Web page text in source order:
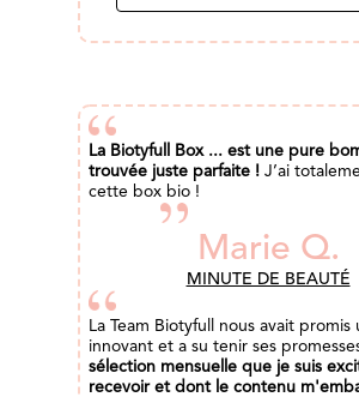
La Biotyfull Box ... est une pure
trouvée juste parfaite ! J’ai
cette box bio !
Marie Q.
MINUTE DE BEAUTÉ
La Team Biotyfull nous avait
innovant et a su tenir ses
sélection mensuelle que je suis
recevoir et dont le contenu